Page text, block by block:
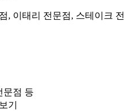
, 이태리 전문점, 스테이크 전
문점 등
기